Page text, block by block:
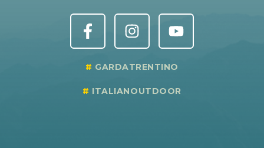
GARDATRENTINO
ITALIANOUTDOOR